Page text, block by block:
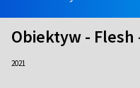
Obiektyw - Flesh
2021